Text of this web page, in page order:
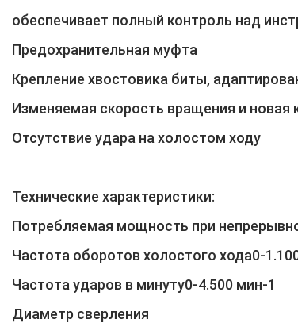
обеспечивает полный контроль над
Предохранительная муфта
Крепление хвостовика биты,
Изменяемая скорость вращения и новая
Отсутcтвие удара на холостом ходу
Технические характеристики:
Потребляемая мощность при
Частота оборотов холостого хода0-
Частота ударов в минуту0-4.500 мин-1
Диаметр сверления